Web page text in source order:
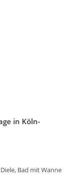
in Köln-
Bad mit Wanne